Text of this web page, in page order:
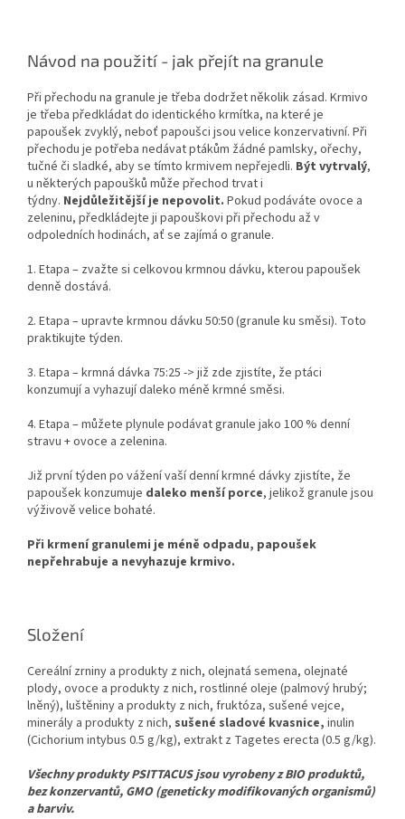
Návod na použití - jak přejít na granule
Při přechodu na granule je třeba dodržet několik zásad. Krmivo
je třeba předkládat do identického krmítka, na které je
papoušek zvyklý, neboť papoušci jsou velice konzervativní. Při
přechodu je potřeba nedávat ptákům žádné pamlsky, ořechy,
tučné či sladké, aby se tímto krmivem nepřejedli. Být vytrvalý,
u některých papoušků může přechod trvat i
týdny. Nejdůležitější je nepovolit. Pokud podáváte ovoce a
zeleninu, předkládejte ji papouškovi při přechodu až v
odpoledních hodinách, ať se zajímá o granule.
1. Etapa – zvažte si celkovou krmnou dávku, kterou papoušek
denně dostává.
2. Etapa – upravte krmnou dávku 50:50 (granule ku směsi). Toto
praktikujte týden.
3. Etapa – krmná dávka 75:25 -> již zde zjistíte, že ptáci
konzumují a vyhazují daleko méně krmné směsi.
4. Etapa – můžete plynule podávat granule jako 100 % denní
stravu + ovoce a zelenina.
Již první týden po vážení vaší denní krmné dávky zjistíte, že
papoušek konzumuje daleko menší porce, jelikož granule jsou
výživově velice bohaté.
Při krmení granulemi je méně odpadu, papoušek
nepřehrabuje a nevyhazuje krmivo.
Složení
Cereální zrniny a produkty z nich, olejnatá semena, olejnaté
plody, ovoce a produkty z nich, rostlinné oleje (palmový hrubý;
lněný), luštěniny a produkty z nich, fruktóza, sušené vejce,
minerály a produkty z nich, sušené sladové kvasnice, inulin
(Cichorium intybus 0.5 g/kg), extrakt z Tagetes erecta (0.5 g/kg).
Všechny produkty PSITTACUS jsou vyrobeny z BIO produktů,
bez konzervantů, GMO (geneticky modifikovaných organismů)
a barviv.